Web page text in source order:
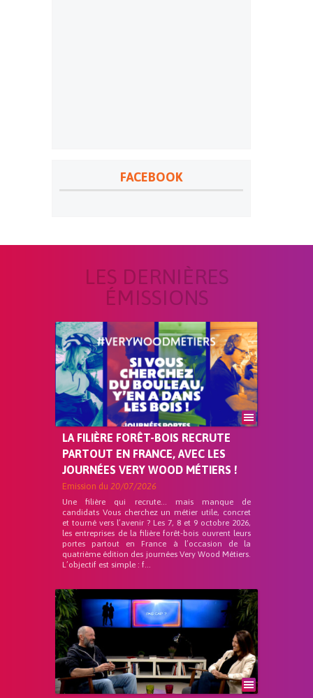
FACEBOOK
LES DERNIÈRES
ÉMISSIONS
LA FILIÈRE FORÊT-BOIS RECRUTE
PARTOUT EN FRANCE, AVEC LES
JOURNÉES VERY WOOD MÉTIERS !
Emission du 20/07/2026
Une filière qui recrute… mais manque de
candidats Vous cherchez un métier utile, concret
et tourné vers l’avenir ? Les 7, 8 et 9 octobre 2026,
les entreprises de la filière forêt-bois ouvrent leurs
portes partout en France à l’occasion de la
quatrième édition des journées Very Wood Métiers.
L’objectif est simple : f...